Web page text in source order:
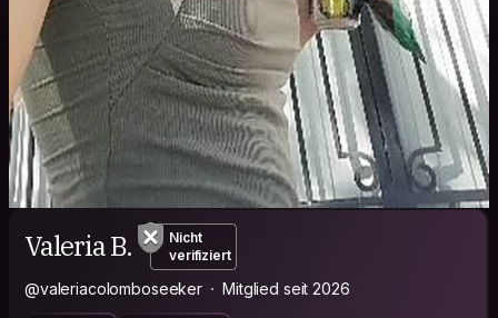
Valeria B.
Nicht
verifiziert
@valeriacolomboseeker Mitglied seit 2026